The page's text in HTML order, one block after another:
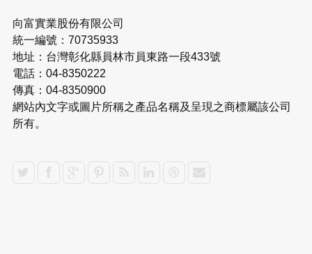
向富實業股份有限公司
統一編號：70735933
地址：台灣彰化縣員林市員東路一段433號
電話：04-8350222
傳真：04-8350900
網站內文字或圖片所稱之產品名稱及呈現之商標屬該公司
所有。